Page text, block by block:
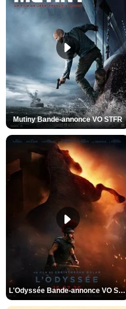
Mutiny Bande-annonce VO STFR
L'Odyssée Bande-annonce VO STFR